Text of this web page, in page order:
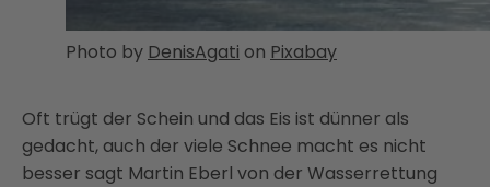
Photo by DenisAgati on Pixabay
Oft trügt der Schein und das Eis ist dünner als
gedacht, auch der viele Schnee macht es nicht
besser sagt Martin Eberl von der Wasserrettung